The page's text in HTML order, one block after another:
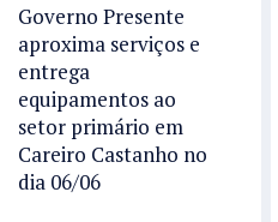
Governo Presente
aproxima serviços e
entrega
equipamentos ao
setor primário em
Careiro Castanho no
dia 06/06